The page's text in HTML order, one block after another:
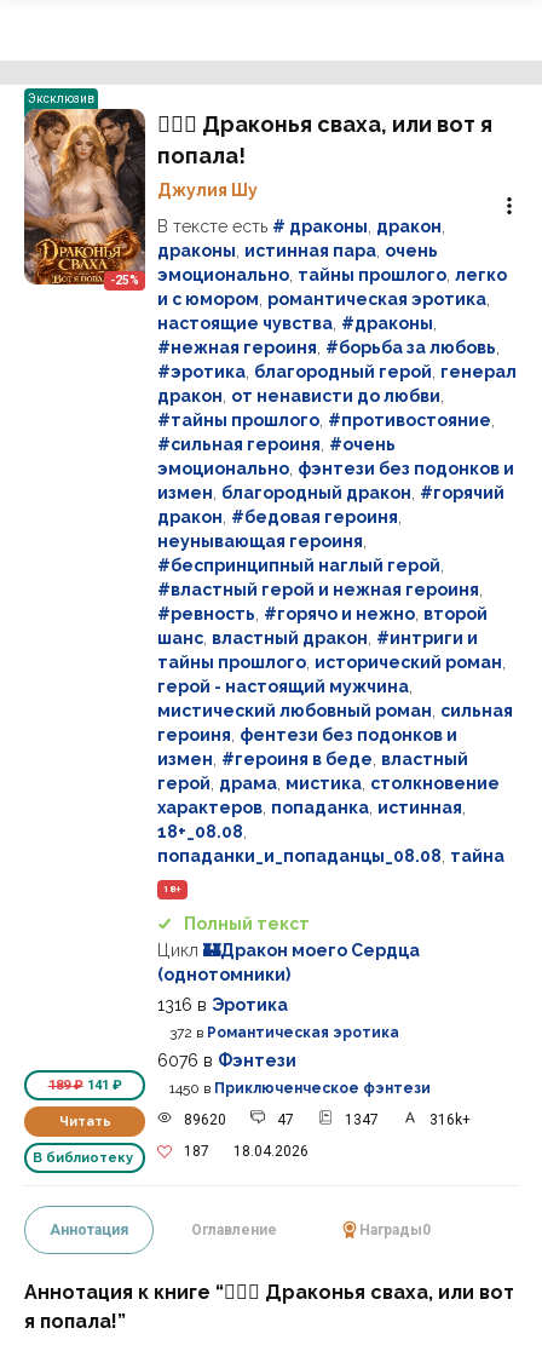
Эксклюзив
-25%
189 ₽141 ₽
Читать
В библиотеку
❤️‍🔥🌿 Драконья сваха, или вот я
попала!
Джулия Шу
В тексте есть # драконы дракон
драконы истинная пара очень
эмоционально тайны прошлого легко
и с юмором романтическая эротика
настоящие чувства #драконы
#нежная героиня #борьба за любовь
#эротика благородный герой генерал
дракон от ненависти до любви
#тайны прошлого #противостояние
#сильная героиня #очень
эмоционально фэнтези без подонков и
измен благородный дракон #горячий
дракон #бедовая героиня
неунывающая героиня
#беспринципный наглый герой
#властный герой и нежная героиня
#ревность #горячо и нежно второй
шанс властный дракон #интриги и
тайны прошлого исторический роман
герой - настоящий мужчина
мистический любовный роман сильная
героиня фентези без подонков и
измен #героиня в беде властный
герой драма мистика столкновение
характеров попаданка истинная
18+_08.08
попаданки_и_попаданцы_08.08 тайна
18+
Полный текст
Цикл 🏰Дракон моего Сердца
(однотомники)
1316 в Эротика
372 в Романтическая эротика
6076 в Фэнтези
1450 в Приключенческое фэнтези
89620
47 1347
316k+
187
18.04.2026
Аннотация Оглавление Награды0
Аннотация к книге “❤️‍🔥🌿 Драконья сваха, или вот
я попала!”